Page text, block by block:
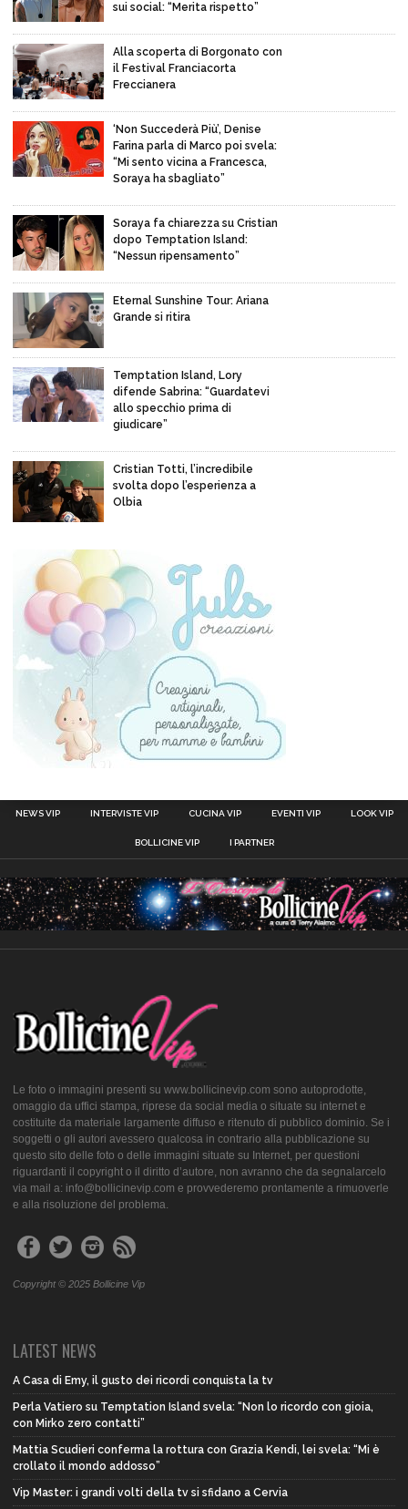
sui social: “Merita rispetto”
Alla scoperta di Borgonato con
il Festival Franciacorta
Freccianera
‘Non Succederà Più’, Denise
Farina parla di Marco poi svela:
“Mi sento vicina a Francesca,
Soraya ha sbagliato”
Soraya fa chiarezza su Cristian
dopo Temptation Island:
“Nessun ripensamento”
Eternal Sunshine Tour: Ariana
Grande si ritira
Temptation Island, Lory
difende Sabrina: “Guardatevi
allo specchio prima di
giudicare”
Cristian Totti, l’incredibile
svolta dopo l’esperienza a
Olbia
NEWS VIP INTERVISTE VIP CUCINA VIP EVENTI VIP LOOK VIP
BOLLICINE VIP I PARTNER
Le foto o immagini presenti su www.bollicinevip.com sono autoprodotte,
omaggio da uffici stampa, riprese da social media o situate su internet e
costituite da materiale largamente diffuso e ritenuto di pubblico dominio. Se i
soggetti o gli autori avessero qualcosa in contrario alla pubblicazione su
questo sito delle foto o delle immagini situate su Internet, per questioni
riguardanti il copyright o il diritto d’autore, non avranno che da segnalarcelo
via mail a: info@bollicinevip.com e provvederemo prontamente a rimuoverle
e alla risoluzione del problema.
Copyright © 2025 Bollicine Vip
LATEST NEWS
A Casa di Emy, il gusto dei ricordi conquista la tv
Perla Vatiero su Temptation Island svela: “Non lo ricordo con gioia,
con Mirko zero contatti”
Mattia Scudieri conferma la rottura con Grazia Kendi, lei svela: “Mi è
crollato il mondo addosso”
Vip Master: i grandi volti della tv si sfidano a Cervia